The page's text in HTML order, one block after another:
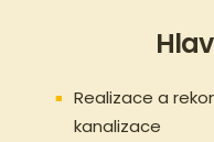
Realizace a
kanalizace